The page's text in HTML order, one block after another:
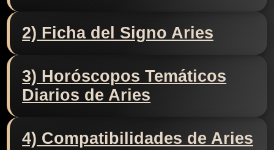
2) Ficha del Signo Aries
3) Horóscopos Temáticos
Diarios de Aries
4) Compatibilidades de Aries